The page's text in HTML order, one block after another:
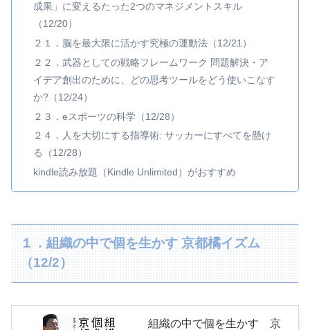
成果」に変えるたった2つのマネジメントスキル
（12/20）
２１．脳を最大限に活かす究極の運動法（12/21）
２２．武器としての戦略フレームワーク 問題解決・ア
イデア創出のために、どの思考ツールをどう使いこなす
か?（12/24）
２３．eスポーツの科学（12/28）
２４．人を大切にする指導術: サッカーにすべてを懸け
る（12/28）
kindle読み放題（Kindle Unlimited）がおすすめ
１．組織の中で個を生かす 京都橘イズム
（12/2）
組織の中で個を生かす 京